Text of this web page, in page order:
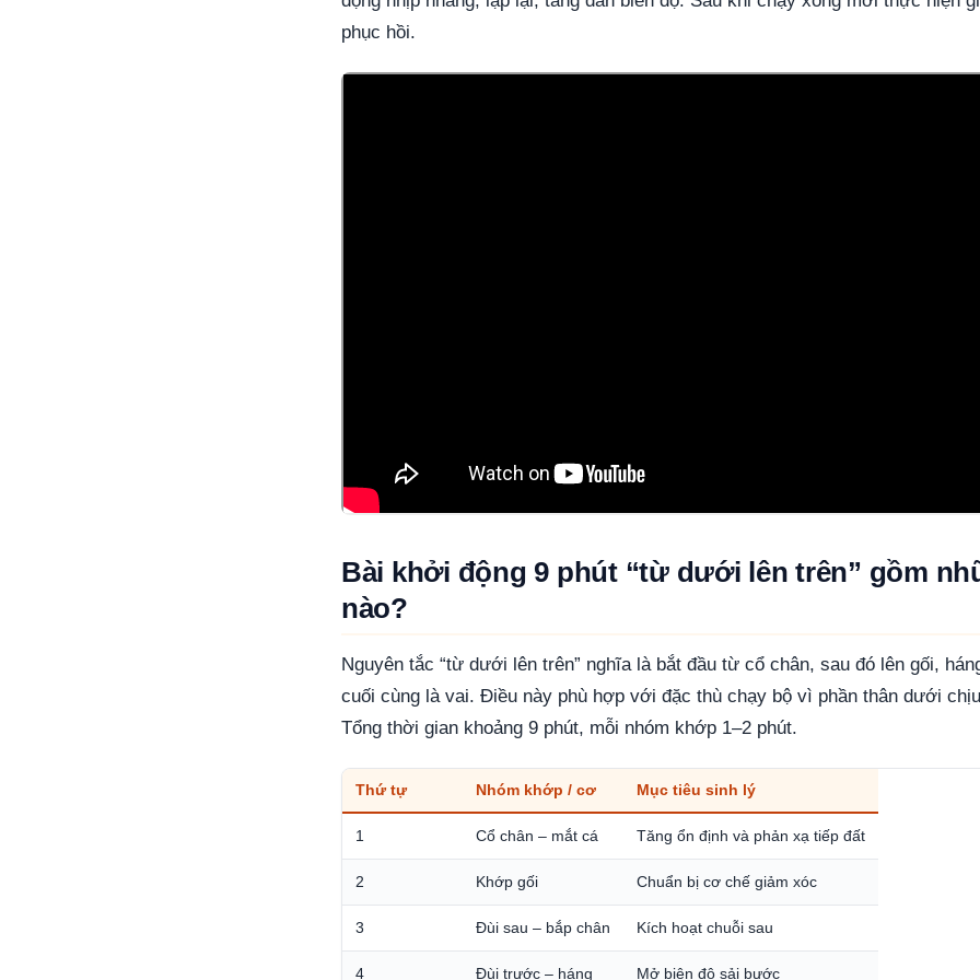
phục hồi.
Bài khởi động 9 phút “từ dưới lên trên” gồm
nào?
Nguyên tắc “từ dưới lên trên” nghĩa là bắt đầu từ cổ chân, sau đó lên gối,
cuối cùng là vai. Điều này phù hợp với đặc thù chạy bộ vì phần thân dưới
Tổng thời gian khoảng 9 phút, mỗi nhóm khớp 1–2 phút.
Thứ tự Nhóm khớp / cơ Mục tiêu sinh lý
1 Cổ chân – mắt cá Tăng ổn định và phản xạ tiếp đất
2 Khớp gối Chuẩn bị cơ chế giảm xóc
3 Đùi sau – bắp chân Kích hoạt chuỗi sau
4 Đùi trước – háng Mở biên độ sải bước